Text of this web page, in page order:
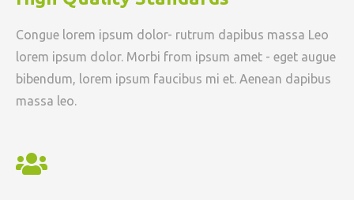
Congue lorem ipsum dolor- rutrum dapibus massa Leo
lorem ipsum dolor. Morbi from ipsum amet - eget augue
bibendum, lorem ipsum faucibus mi et. Aenean dapibus
massa leo.